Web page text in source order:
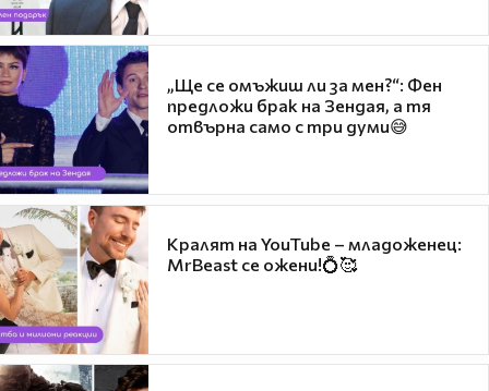
„Ще се омъжиш ли за мен?“: Фен
предложи брак на Зендая, а тя
отвърна само с три думи😅
Кралят на YouTube – младоженец:
MrBeast се ожени!💍🥰